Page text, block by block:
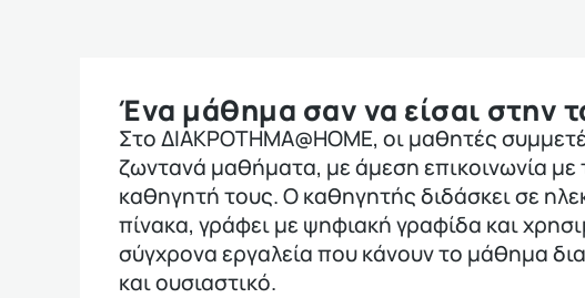
Ένα μάθημα σαν να είσαι στην
Στο ΔΙΑΚΡΟΤΗΜΑ@HOME, οι μαθητές
ζωντανά μαθήματα, με άμεση επικοινωνία με
καθηγητή τους. Ο καθηγητής διδάσκει σε
πίνακα, γράφει με ψηφιακή γραφίδα και
σύγχρονα εργαλεία που κάνουν το μάθημα
και ουσιαστικό.